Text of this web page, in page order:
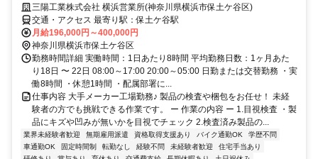
三陽工業株式会社 横浜営業所(神奈川県横浜市保土ケ谷区)
交通・アクセス 最寄り駅：保土ケ谷駅
月給196,000円～400,000円
神奈川県横浜市保土ケ谷区
勤務時間詳細 実働時間：1日あたり8時間 平均勤務日数：1ヶ月あた
り18日 〜 22日 08:00～17:00 20:00～05:00 日勤または交替勤務 ・実
働8時間 ・休憩1時間 ・配属部署に...
仕事内容 大手メーカー工場勤務♪ 製品の検査や梱包をお任せ！ 未経
験者の方でも挑戦できる作業です。 ー 作業の内容 ー 1.目視検査 ・製
品にキズや凹みが無いかを目視でチェック 2.検査済み製品の...
業界未経験者歓迎 無期雇用派遣 資格取得支援あり バイク通勤OK
学歴不問
車通勤OK
固定時間制 転勤なし 経験不問 未経験者歓迎
住宅手当あり